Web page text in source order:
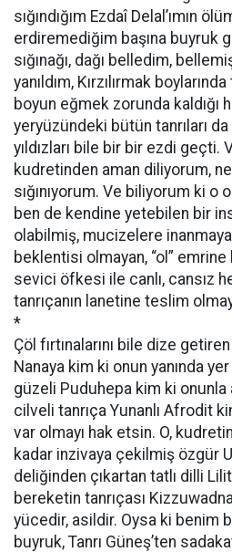
sığındığım Ezdaî Delal’ımın
erdiremediğim başına buyruk
sığınağı, dağı belledim,
yanıldım, Kırzılırmak
boyun eğmek zorunda kaldığı
yeryüzündeki bütün tanrıları
yıldızları bile bir bir ezdi geçti.
kudretinden aman diliyorum,
sığınıyorum. Ve biliyorum ki o
ben de kendine yetebilen bir
olabilmiş, mucizelere
beklentisi olmayan, “ol”
sevici öfkesi ile canlı, cansız
tanrıçanın lanetine teslim
*
Çöl fırtınalarını bile dize
Nanaya kim ki onun yanında
güzeli Puduhepa kim ki onunla
cilveli tanrıça Yunanlı Afrodit
var olmayı hak etsin. O,
kadar inzivaya çekilmiş özgür
deliğinden çıkartan tatlı dilli
bereketin tanrıçası
yücedir, asildir. Oysa ki benim
buyruk, Tanrı Güneş’ten